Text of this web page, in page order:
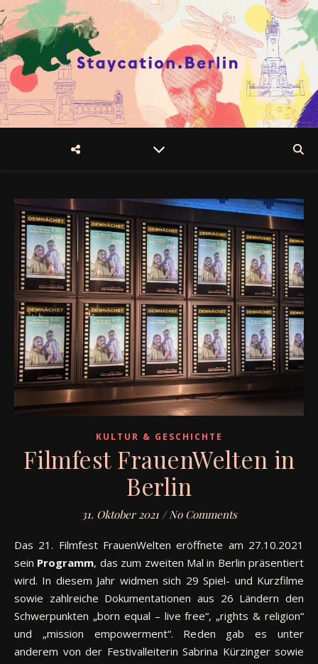
KULTUR & GESCHICHTE
Filmfest FrauenWelten in
Berlin
31. Oktober 2021 / No Comments
Das 21. Filmfest FrauenWelten eröffnete am 27.10.2021
sein Programm, das zum zweiten Mal in Berlin präsentiert
wird. In diesem Jahr widmen sich 29 Spiel- und Kurzfilme
sowie zahlreiche Dokumentationen aus 26 Ländern den
Schwerpunkten „born equal – live free“, „rights & religion“
und „mission empowerment“. Reden gab es unter
anderem von der Festivalleiterin Sabrina Kürzinger sowie